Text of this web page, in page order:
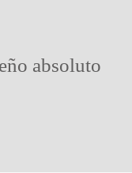
absoluto